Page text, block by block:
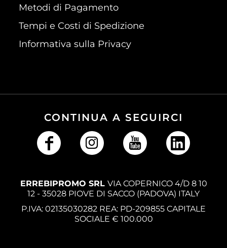
Metodi di Pagamento
Tempi e Costi di Spedizione
Informativa sulla Privacy
CONTINUA A SEGUIRCI
ERREBIPROMO SRL VIA COPERNICO 4/D 8 10
12 - 35028 PIOVE DI SACCO (PADOVA) ITALY
P.IVA: 02135030282 REA: PD-209855 CAPITALE
SOCIALE € 100.000